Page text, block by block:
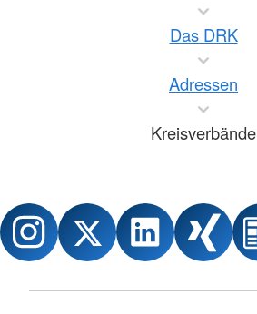
Das DRK
Adressen
Kreisverbände